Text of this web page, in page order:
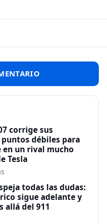
corrige sus
débiles para
un rival mucho
Tesla
todas las dudas:
sigue adelante y
allá del 911